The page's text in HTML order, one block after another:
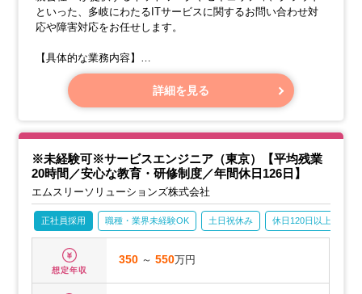
といった、多岐にわたるITサービスに関するお問い合わせ対
応や障害対応をお任せします。
【具体的な業務内容】
・お問い合わせや障害の受付
・各種障害への対応
→障害の原因特定や初期対応
詳細を見る
※未経験可※サービスエンジニア（東京）【平均残業
20時間／安心な教育・研修制度／年間休日126日】
エムスリーソリューションズ株式会社
正社員採用 職種・業界未経験OK 土日祝休み 休日120日以上
想定年収
350 ～550万円